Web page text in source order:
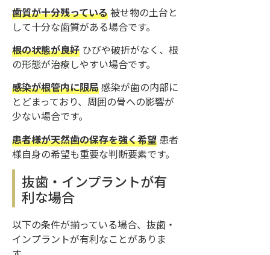
歯質が十分残っている被せ物の土台と
して十分な歯質がある場合です。
根の状態が良好 ひびや破折がなく、根
の形態が治療しやすい場合です。
感染が根管内に限局感染が歯の内部に
とどまっており、周囲の骨への影響が
少ない場合です。
患者様が天然歯の保存を強く希望 患者
様自身の希望も重要な判断要素です。
抜歯・インプラントが有
利な場合
以下の条件が揃っている場合、抜歯・
インプラントが有利なことがありま